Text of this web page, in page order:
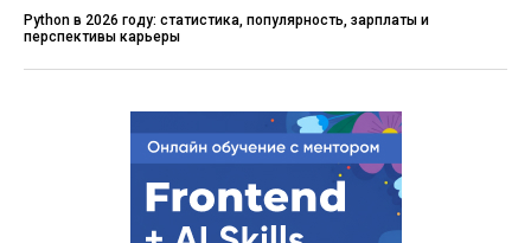
Python в 2026 году: статистика, популярность, зарплаты и
перспективы карьеры